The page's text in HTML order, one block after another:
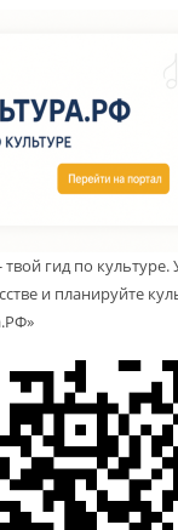
гид по
и планируйте